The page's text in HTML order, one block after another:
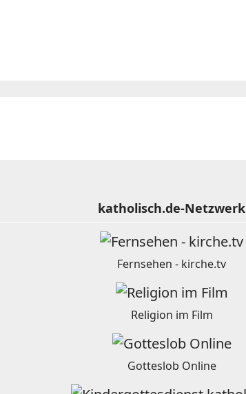
katholisch.de-Netzwerk
Fernsehen - kirche.tv
Religion im Film
Gotteslob Online